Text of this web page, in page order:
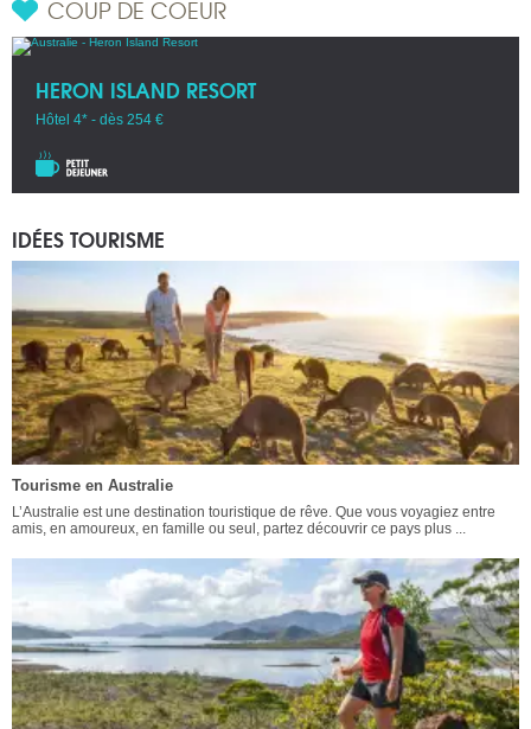
COUP DE COEUR
HERON ISLAND RESORT
Hôtel 4* - dès 254 €
IDÉES TOURISME
Tourisme en Australie
L’Australie est une destination touristique de rêve. Que vous voyagiez entre
amis, en amoureux, en famille ou seul, partez découvrir ce pays plus ...